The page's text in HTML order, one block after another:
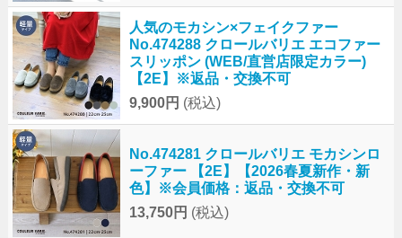
人気のモカシン×フェイクファー
No.474288 クロールバリエ エコファー
スリッポン (WEB/直営店限定カラー)
【2E】※返品・交換不可
9,900円 (税込)
No.474281 クロールバリエ モカシンロ
ーファー 【2E】【2026春夏新作・新
色】※会員価格：返品・交換不可
13,750円 (税込)